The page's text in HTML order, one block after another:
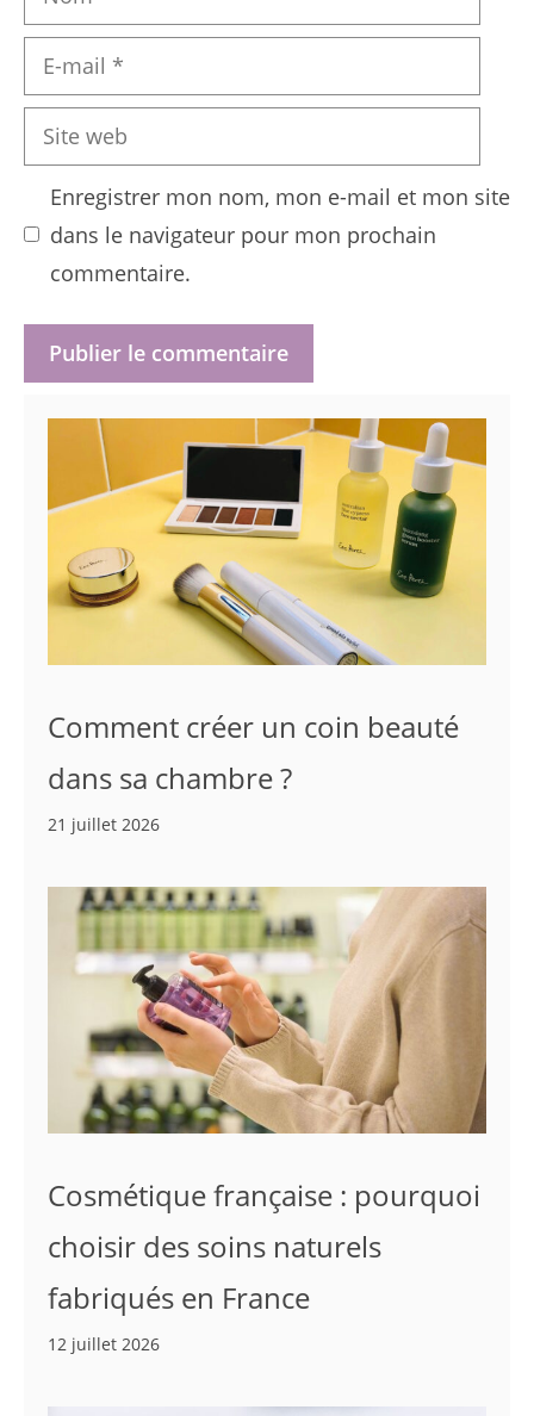
mail
Site
web
Enregistrer mon nom, mon e-mail et mon site
dans le navigateur pour mon prochain
commentaire.
Comment créer un coin beauté
dans sa chambre ?
21 juillet 2026
Cosmétique française : pourquoi
choisir des soins naturels
fabriqués en France
12 juillet 2026